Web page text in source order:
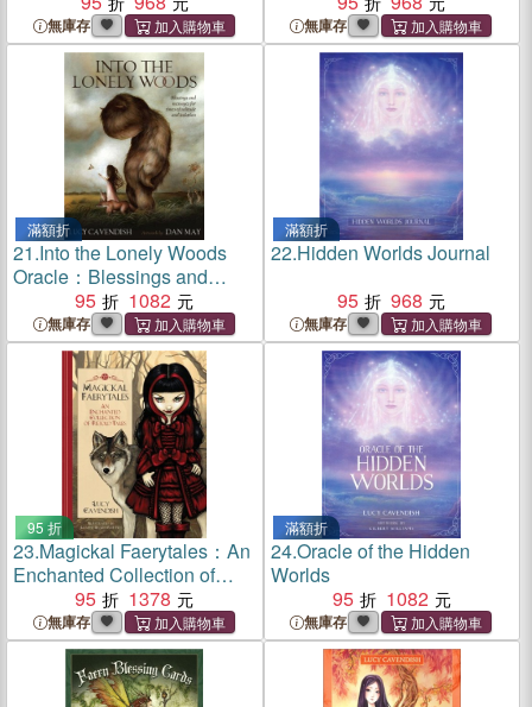
無庫存 無庫存
滿額折
21.Into the Lonely Woods
Oracle：Blessings and
Messages for Times of
Solitude and Isolation
95 1082
無庫存
滿額折
22.Hidden Worlds Journal
95
968
無庫存
95 折
23.Magickal Faerytales：An
Enchanted Collection of
Retold Tales
95 1378
無庫存
滿額折
24.Oracle of the Hidden
Worlds
95
1082
無庫存